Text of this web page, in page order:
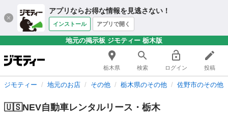
アプリならお得な情報を見逃さない！
インストール アプリで開く
地元の掲示板 ジモティー 栃木版
栃木県 検索 ログイン 投稿
ジモティー 地元のお店 その他 栃木県のその他 佐野市のその他
🇺🇸NEV自動車レンタルリース・栃木